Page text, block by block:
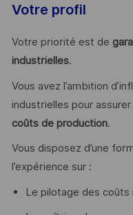
Votre profil
Votre priorité est de
industrielles.
Vous avez l’ambition
industrielles pour assurer
coûts de production.
Vous disposez d’une
l’expérience sur :
Le pilotage des coûts